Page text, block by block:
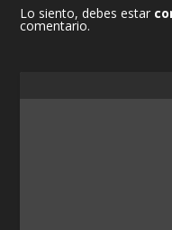
Lo siento, debes estar
comentario.